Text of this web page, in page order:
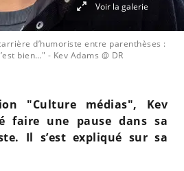
d’humoriste entre parenthèses :
bien…" - Kev Adams @ DR
Voir la galerie
"Culture médias", Kev
faire une pause dans sa
Il s’est expliqué sur sa